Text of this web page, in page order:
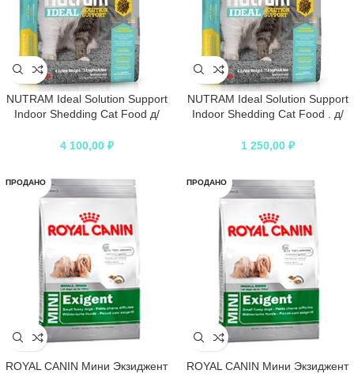
NUTRAM Ideal Solution Support
Indoor Shedding Cat Food д/
4 100,00 ₽
NUTRAM Ideal Solution Support
Indoor Shedding Cat Food . д/
1 250,00 ₽
ПРОДАНО
ROYAL CANIN Мини Экзиджент
ПРОДАНО
ROYAL CANIN Мини Экзиджент